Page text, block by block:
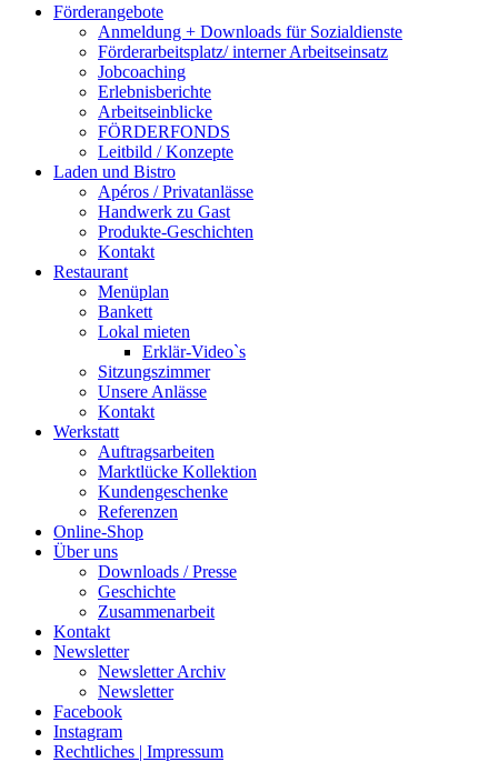
Förderangebote
Anmeldung + Downloads für Sozialdienste
Förderarbeitsplatz/ interner Arbeitseinsatz
Jobcoaching
Erlebnisberichte
Arbeitseinblicke
FÖRDERFONDS
Leitbild / Konzepte
Laden und Bistro
Apéros / Privatanlässe
Handwerk zu Gast
Produkte-Geschichten
Kontakt
Restaurant
Menüplan
Bankett
Lokal mieten
Erklär-Video`s
Sitzungszimmer
Unsere Anlässe
Kontakt
Werkstatt
Auftragsarbeiten
Marktlücke Kollektion
Kundengeschenke
Referenzen
Online-Shop
Über uns
Downloads / Presse
Geschichte
Zusammenarbeit
Kontakt
Newsletter
Newsletter Archiv
Newsletter
Facebook
Instagram
Rechtliches | Impressum